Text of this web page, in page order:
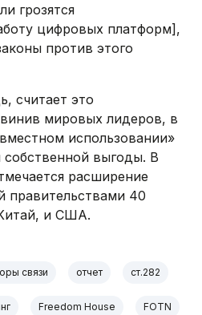
грозятся
цифровых платформ],
против этого
считает это
мировых лидеров, в
использовании»
собственной выгоды. В
расширение
правительствами 40
и США.
связи отчет ст.282
Freedom House FOTN